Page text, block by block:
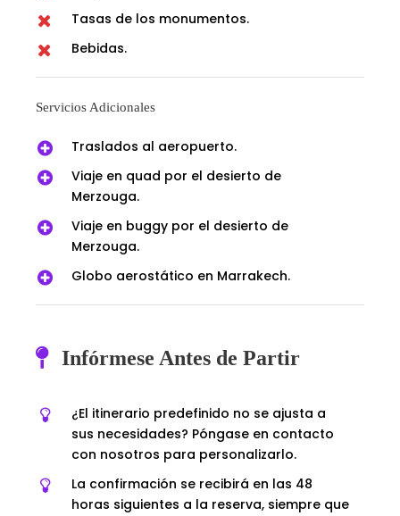
Tasas de los monumentos.
Bebidas.
Servicios Adicionales
Traslados al aeropuerto.
Viaje en quad por el desierto de
Merzouga.
Viaje en buggy por el desierto de
Merzouga.
Globo aerostático en Marrakech.
Infórmese Antes de Partir
¿El itinerario predefinido no se ajusta a
sus necesidades? Póngase en contacto
con nosotros para personalizarlo.
La confirmación se recibirá en las 48
horas siguientes a la reserva, siempre que